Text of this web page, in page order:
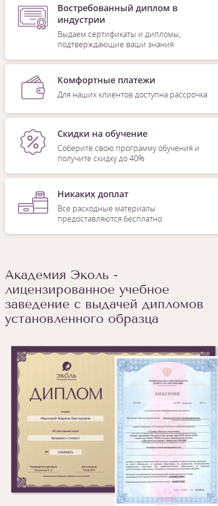
Востребованный диплом в
индустрии
Выдаем сертификаты и дипломы,
подтверждающие ваши знания
Комфортные платежи
Для наших клиентов доступна рассрочка
Скидки на обучение
Соберите свою программу обучения и
получите скидку до 40%
Никаких доплат
Все расходные материалы
предоставляются бесплатно
Академия Эколь -
лицензированное учебное
заведение с выдачей дипломов
установленного образца